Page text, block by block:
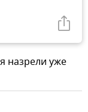
назрели уже